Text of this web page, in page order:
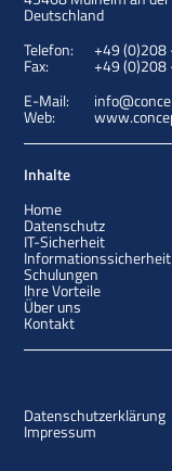
Deutschland
Telefon:
+49
Fax:
+49
E-Mail:
Web:
Inhalte
Home
Datenschutz
IT-Sicherheit
Informationssicherheit
Schulungen
Ihre Vorteile
Über uns
Kontakt
Datenschutzerklärung
Impressum